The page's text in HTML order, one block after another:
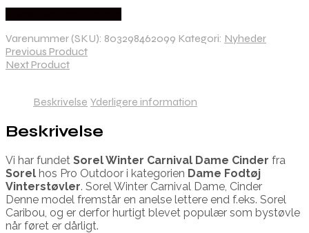
Varenummer (SKU): 803298462099 Kategori: Nyheder
Previous Product
Next Product
Beskrivelse Yderligere information
Beskrivelse
Vi har fundet Sorel Winter Carnival Dame Cinder fra
Sorel hos Pro Outdoor i kategorien Dame Fodtøj
Vinterstøvler. Sorel Winter Carnival Dame, Cinder
Denne model fremstår en anelse lettere end f.eks. Sorel
Caribou, og er derfor hurtigt blevet populær som bystøvle
når føret er dårligt.